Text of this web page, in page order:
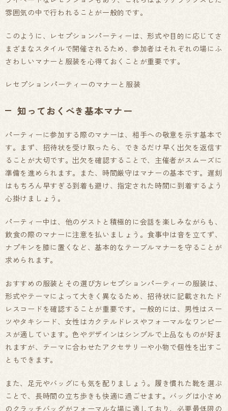
雰囲気の中で行われることが一般的です。
このように、レセプションパーティーは、形式や目的に応じてさ
まざまなスタイルで開催されるため、参加者はそれぞれの場にふ
さわしいマナーと服装を心得ておくことが重要です。
レセプションパーティーのマナーと服装
知っておくべき基本マナー
パーティーに参加する際のマナーは、相手への敬意を示す基本で
す。まず、招待状を受け取ったら、できるだけ早く出欠を返信す
ることが大切です。出欠を確認することで、主催者がスムーズに
準備を進められます。また、時間厳守はマナーの基本です。遅刻
はもちろん早すぎる到着も避け、指定された時間に到着するよう
心掛けましょう。
パーティー中は、他のゲストと積極的に会話を楽しみながらも、
飲食の際のマナーに注意を払いましょう。食事中は音を立てず、
ナプキンを膝に置くなど、基本的なテーブルマナーを守ることが
求められます。
おすすめの服装とその選び方レセプションパーティーの服装は、
形式やテーマによって大きく異なるため、招待状に記載されたド
レスコードを確認することが重要です。一般的には、男性はスー
ツやタキシード、女性はカクテルドレスやフォーマルなワンピー
スが適しています。色やデザインはシンプルで上品なものが好ま
れますが、テーマに合わせたアクセサリーや小物で個性を出すこ
ともできます。
また、足元やバッグにも気を配りましょう。履き慣れた靴を選ぶ
ことで、長時間の立ち歩きも快適に過ごせます。バッグは小さめ
のクラッチバッグがフォーマルな場に適しており、必要最低限の